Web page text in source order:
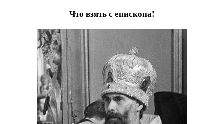
Что взять с епископа!